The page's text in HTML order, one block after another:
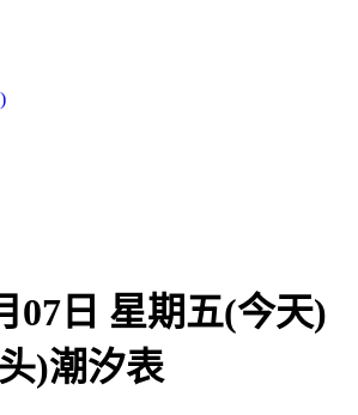
07日 星期五(今天)
)潮汐表